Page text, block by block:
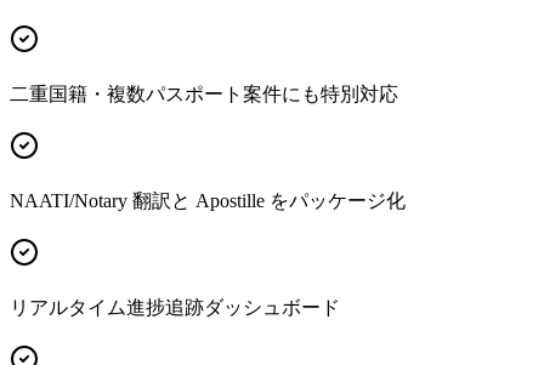
二重国籍・複数パスポート案件にも特別対応
NAATI/Notary 翻訳と Apostille をパッケージ化
リアルタイム進捗追跡ダッシュボード